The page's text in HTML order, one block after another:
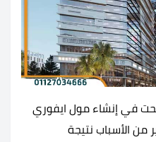
في إنشاء مول ايفوري
من الأسباب نتيجة